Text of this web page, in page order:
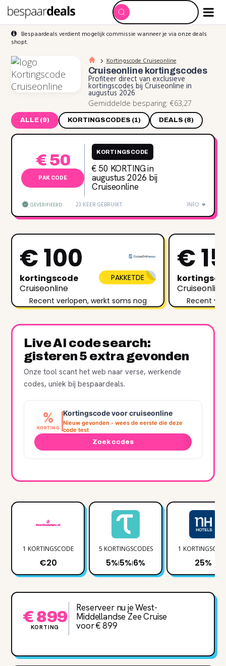
Bespaardeals verdient mogelijk commissie wanneer je via onze deals
shopt.
Kortingscode Cruiseonline
Cruiseonline kortingscodes
Profiteer direct van exclusieve
kortingscodes bij Cruiseonline in
augustus 2026
Gemiddelde besparing: €63,27
ALLE (9) KORTINGSCODES (1) DEALS (8)
€ 50
PAK CODE
KORTINGSCODE
€ 50 KORTING in
augustus 2026 bij
Cruiseonline
GEVERIFIEERD 23 KEER GEBRUIKT INFO
€ 100
kortingscode
Cruiseonline
PAKKETDE
Recent verlopen, werkt soms nog
€
Cruiseonline
Recent
Live AI code search:
gisteren 5 extra gevonden
Onze tool scant het web naar verse, werkende
codes, uniek bij bespaardeals.
%
KORTING
Kortingscode voor cruiseonline
Nieuw gevonden - wees de eerste die deze
code test
Zoek codes
1 KORTINGSCODE
€20
5 KORTINGSCODES
5%|5%|6%
1
25%
€ 899
KORTING
Reserveer nu je West-
Middellandse Zee Cruise
voor € 899